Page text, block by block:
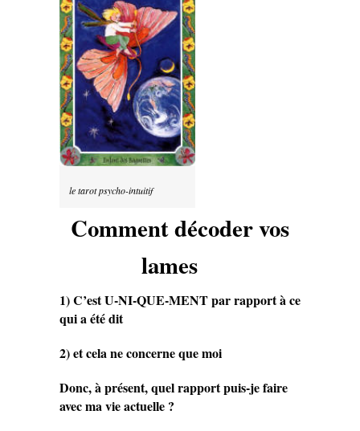
le tarot psycho-intuitif
Comment décoder vos
lames
1) C’est U-NI-QUE-MENT par rapport à ce
qui a été dit
2) et cela ne concerne que moi
Donc, à présent, quel rapport puis-je faire
avec ma vie actuelle ?